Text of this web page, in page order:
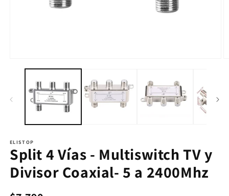
ELISTOP
Split 4 Vías - Multiswitch TV y
Divisor Coaxial- 5 a 2400Mhz